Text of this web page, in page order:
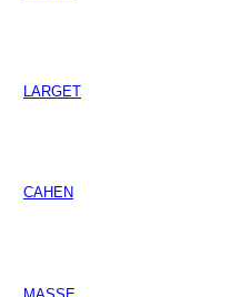
LARGET
CAHEN
MASSE